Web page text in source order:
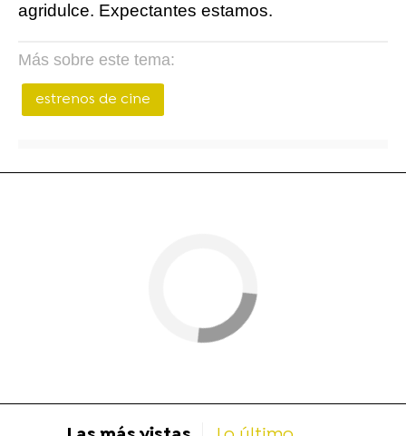
agridulce. Expectantes estamos.
Más sobre este tema:
estrenos de cine